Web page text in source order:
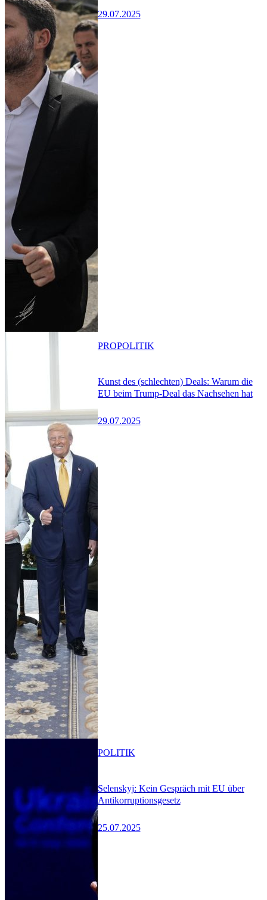
29.07.2025
Kunst des (schlechten) Deals: Warum die
EU beim Trump-Deal das Nachsehen hat
29.07.2025
PROPOLITIK
Selenskyj: Kein Gespräch mit EU über
Antikorruptionsgesetz
25.07.2025
POLITIK